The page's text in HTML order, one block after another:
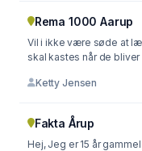
Rema 1000 Aarup
Vil i ikke være søde at
skal kastes når de bliver
Ketty Jensen
Fakta Årup
Hej, Jeg er 15 år